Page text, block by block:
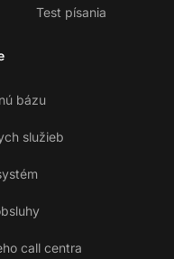
Test písania
bázu
služieb
call centra